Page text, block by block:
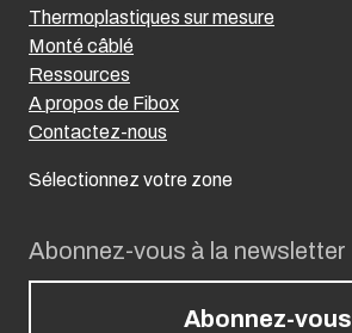
Abonnez-vous à la newsletter
Abonnez-vous
Thermoplastiques sur mesure
Monté câblé
Ressources
A propos de Fibox
Contactez-nous
Sélectionnez votre zone